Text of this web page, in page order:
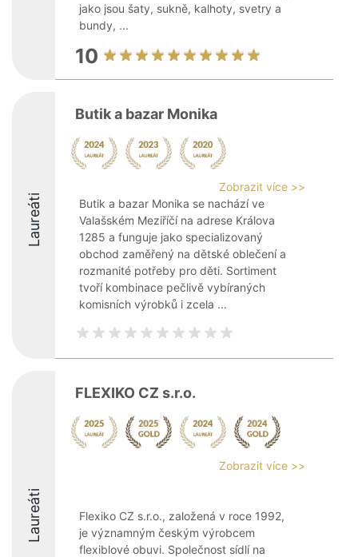
jako jsou šaty, sukně, kalhoty, svetry a
bundy, ...
10
Laureáti
Butik a bazar Monika
Zobrazit více >>
Butik a bazar Monika se nachází ve
Valašském Meziříčí na adrese Králova
1285 a funguje jako specializovaný
obchod zaměřený na dětské oblečení a
rozmanité potřeby pro děti. Sortiment
tvoří kombinace pečlivě vybíraných
komisních výrobků i zcela ...
Laureáti
FLEXIKO CZ s.r.o.
Zobrazit více >>
Flexiko CZ s.r.o., založená v roce 1992,
je významným českým výrobcem
flexiblové obuvi. Společnost sídlí na